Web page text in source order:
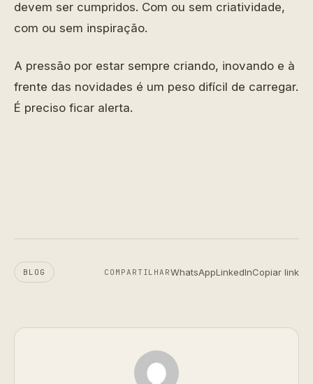
devem ser cumpridos. Com ou sem criatividade,
com ou sem inspiração.
A pressão por estar sempre criando, inovando e à
frente das novidades é um peso difícil de carregar.
É preciso ficar alerta.
BLOG COMPARTILHARWhatsAppLinkedInCopiar link